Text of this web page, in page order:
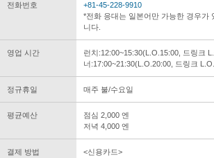
전화번호
+81-45-228-9910
*전화 응대는 일본어만 가능한 경우가
니다.
영업 시간
런치:12:00~15:30(L.O.15:00, 드링크
너:17:00~21:30(L.O.20:00, 드링크
정규휴일 매주 불/수요일
평균예산
점심 2,000 엔
저녁 4,000 엔
결제 방법
<신용카드>